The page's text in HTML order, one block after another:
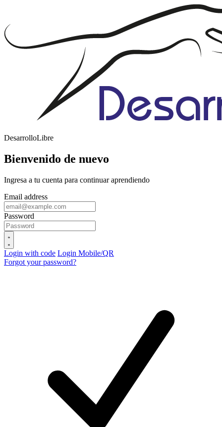
DesarrolloLibre
Bienvenido de nuevo
Ingresa a tu cuenta para continuar aprendiendo
Email address
Password
Login with code Login Mobile/QR
Forgot your password?